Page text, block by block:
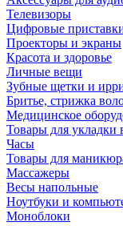
Телевизоры
Цифровые
Проекторы и экраны
Красота и здоровье
Личные вещи
Зубные щетки и
Бритье, стрижка
Медицинское
Товары для укладки
Часы
Товары для
Массажеры
Весы напольные
Ноутбуки и
Моноблоки